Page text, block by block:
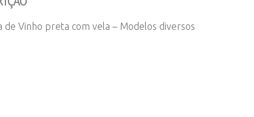
de Vinho preta com vela – Modelos diversos